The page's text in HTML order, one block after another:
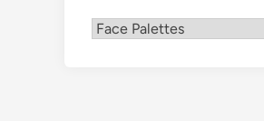
Categorieën